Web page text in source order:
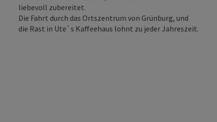
liebevoll zubereitet.
Die Fahrt durch das Ortszentrum von Grünburg, und
die Rast in Ute`s Kaffeehaus lohnt zu jeder Jahreszeit.